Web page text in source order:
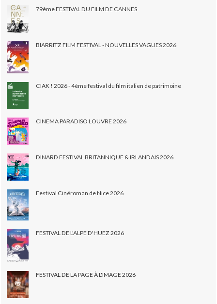
79ème FESTIVAL DU FILM DE CANNES
BIARRITZ FILM FESTIVAL - NOUVELLES VAGUES 2026
CIAK ! 2026 - 4ème festival du film italien de patrimoine
CINEMA PARADISO LOUVRE 2026
DINARD FESTIVAL BRITANNIQUE & IRLANDAIS 2026
Festival Cinéroman de Nice 2026
FESTIVAL DE L'ALPE D'HUEZ 2026
FESTIVAL DE LA PAGE À L'IMAGE 2026